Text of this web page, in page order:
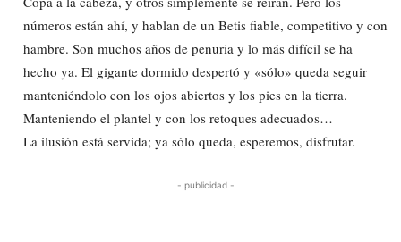
números están ahí, y hablan de un Betis fiable, competitivo y con
hambre. Son muchos años de penuria y lo más difícil se ha
hecho ya. El gigante dormido despertó y «sólo» queda seguir
manteniéndolo con los ojos abiertos y los pies en la tierra.
Manteniendo el plantel y con los retoques adecuados…
La ilusión está servida; ya sólo queda, esperemos, disfrutar.
- publicidad -